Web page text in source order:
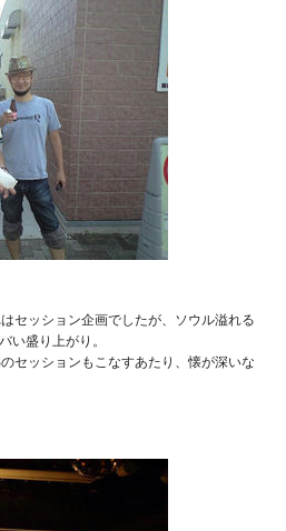
セッション企画でしたが、ソウル溢れる
い盛り上がり。
セッションもこなすあたり、懐が深いな